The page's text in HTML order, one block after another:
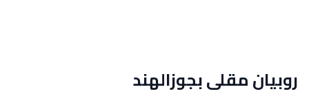
روبيان مقلى بجوزالهند